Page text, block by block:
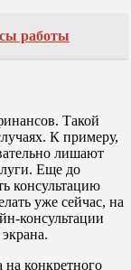
работы
Такой
К примеру,
лишают
Еще до
консультацию
уже сейчас, на
консультации
на конкретного